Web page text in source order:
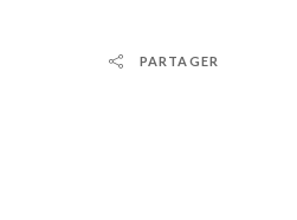
PARTAGER